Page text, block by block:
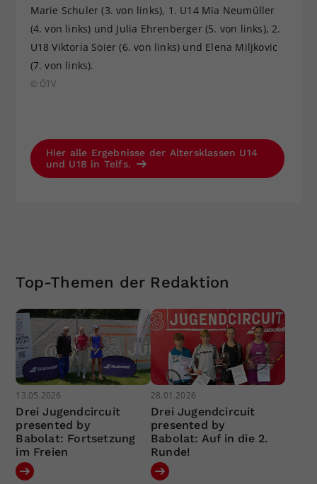
Marie Schuler (3. von links), 1. U14 Mia Neumüller
(4. von links) und Julia Ehrenberger (5. von links), 2.
U18 Viktoria Soier (6. von links) und Elena Miljkovic
(7. von links).
© ÖTV
Hier alle Ergebnisse der Altersklassen U14
und U18 in Telfs.
Top-Themen der Redaktion
13.05.2026
Drei Jugendcircuit
presented by
Babolat: Fortsetzung
im Freien
28.01.2026
Drei Jugendcircuit
presented by
Babolat: Auf in die 2.
Runde!